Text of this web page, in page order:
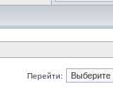
Перейти: